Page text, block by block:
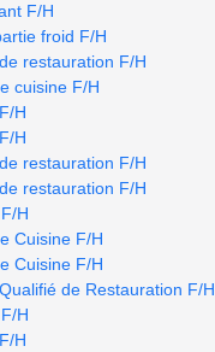
F/H
froid F/H
restauration F/H
cuisine F/H
H
H
restauration F/H
restauration F/H
H
Cuisine F/H
Cuisine F/H
de Restauration F/H
H
H